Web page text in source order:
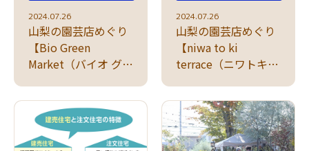
2024.07.26
山梨の園芸店めぐり
【Bio Green
Market（バイオ グリ
住宅街のグリーン専
門店
2024.07.26
山梨の園芸店めぐり
【niwa to ki
terrace（ニワトキテ
フ」の楽しみ方提案